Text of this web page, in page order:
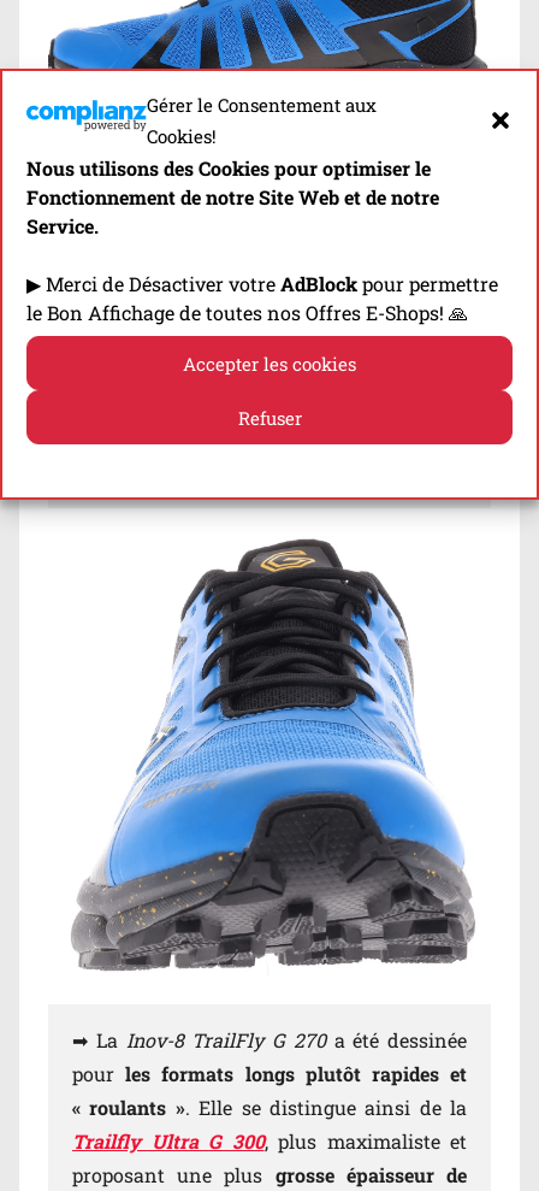
Gérer le Consentement aux
Cookies!
Nous utilisons des Cookies pour optimiser le
Fonctionnement de notre Site Web et de notre
Service.
▶ Merci de Désactiver votreAdBlockpour permettre
le Bon Affichage de toutes nos Offres E-Shops! 🙏
Accepter les cookies
Refuser
➡Quasi aucun changementà signaler par
rapport à la
nouvelle mousse
PowerFlow Max
procurant davantage de retour d’énergie, a
été introduite. Pour le reste, la
➡ La Inov-8 TrailFly G 270a été dessinée
pourles formats longs plutôt rapides et
« roulants ». Elle se distingue ainsi de la
Trailfly Ultra G 300, plus maximaliste et
proposant une plus grosse épaisseur de